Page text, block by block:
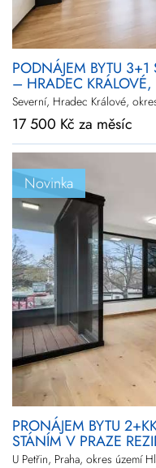
PODNÁJEM BYTU
– HRADEC KRÁLOVÉ,
Severní, Hradec Králové,
17 500 Kč za měsíc
Novinka
PRONÁJEM BYTU
STÁNÍM V PRAZE
U Petřin, Praha, okres území